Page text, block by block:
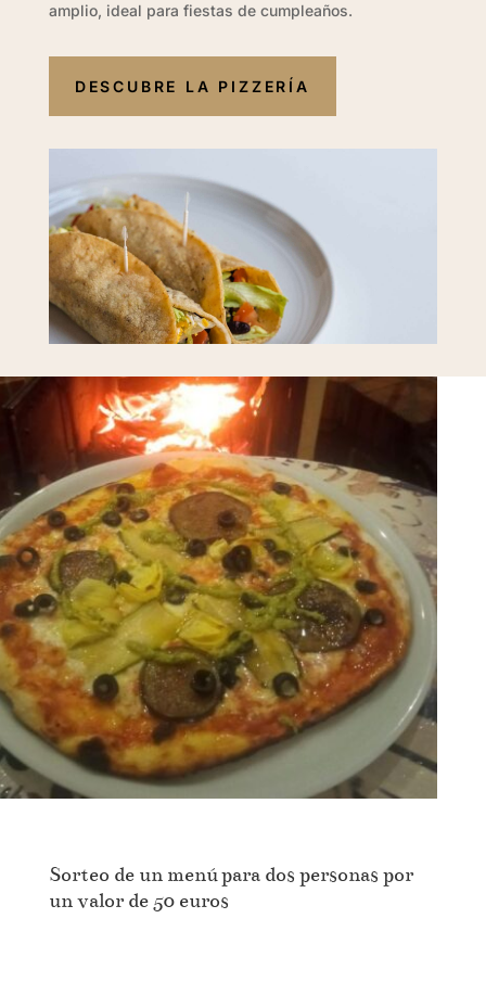
amplio, ideal para fiestas de cumpleaños.
DESCUBRE LA PIZZERÍA
Sorteo de un menú para dos personas por
un valor de 50 euros